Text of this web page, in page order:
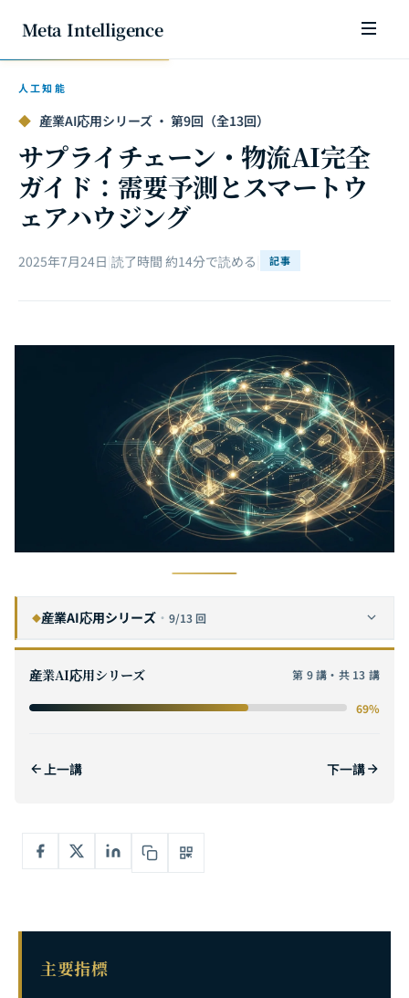
Meta Intelligence
人工知能
◆ 産業AI応用シリーズ · 第9回（全13回）
サプライチェーン・物流AI完全
ガイド：需要予測とスマートウ
ェアハウジング
2025年7月24日 読了時間 約14分で読める 記事
◆産業AI応用シリーズ · 9/13 回
4 小売・EコマースAI完全ガイド：パーソナライズドレコメンデーションからスマートサプライチェーンまで、データ駆動型ニューリテール体験の構築
10
産業AI応用シリーズ 第 9 講・共 13 講
69%
上一講 下一講
主要指標